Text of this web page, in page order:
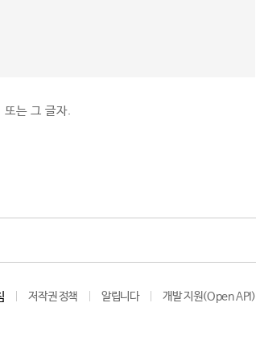
또는 그 글자.
저작권 정책 알립니다 개발 지원(Open API)